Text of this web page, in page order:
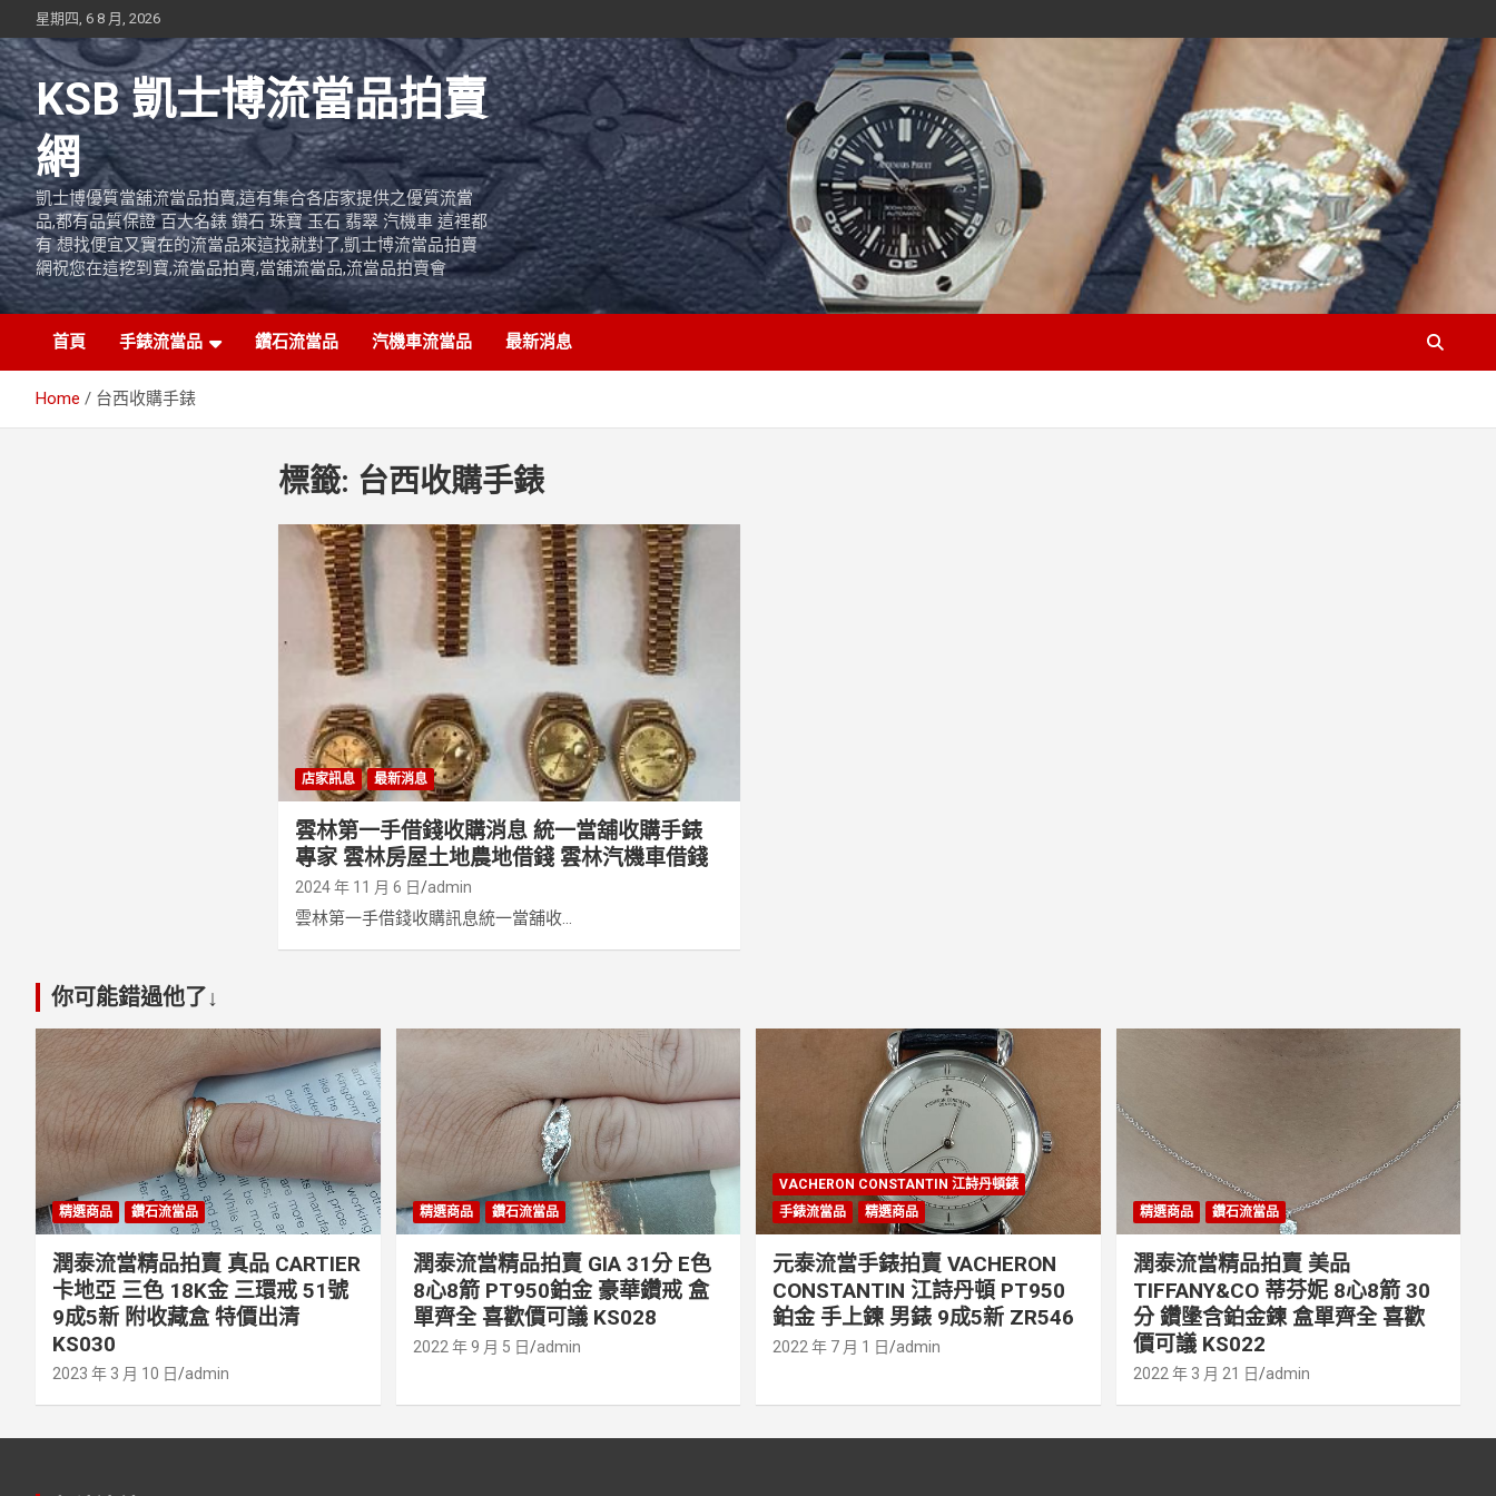
to
content
星期四, 6 8 月, 2026
KSB 凱士博流當品拍賣
網
凱士博優質當舖流當品拍賣,這有集合各店家提供之優質流當
品,都有品質保證 百大名錶 鑽石 珠寶 玉石 翡翠 汽機車 這裡都
有 想找便宜又實在的流當品來這找就對了,凱士博流當品拍賣
網祝您在這挖到寶,流當品拍賣,當舖流當品,流當品拍賣會
首頁 手錶流當品 鑽石流當品 汽機車流當品 最新消息
Home 台西收購手錶
標籤: 台西收購手錶
店家訊息 最新消息
雲林第一手借錢收購消息 統一當舖收購手錶
專家 雲林房屋土地農地借錢 雲林汽機車借錢
2024 年 11 月 6 日 admin
雲林第一手借錢收購訊息統一當舖收...
你可能錯過他了↓
精選商品 鑽石流當品
潤泰流當精品拍賣 真品 CARTIER
卡地亞 三色 18K金 三環戒 51號
9成5新 附收藏盒 特價出清
KS030
2023 年 3 月 10 日 admin
精選商品 鑽石流當品
潤泰流當精品拍賣 GIA 31分 E色
8心8箭 PT950鉑金 豪華鑽戒 盒
單齊全 喜歡價可議 KS028
2022 年 9 月 5 日 admin
VACHERON CONSTANTIN 江詩丹頓錶
手錶流當品
精選商品
元泰流當手錶拍賣 VACHERON
CONSTANTIN 江詩丹頓 PT950
鉑金 手上鍊 男錶 9成5新 ZR546
2022 年 7 月 1 日 admin
精選商品 鑽石流當品
潤泰流當精品拍賣 美品
TIFFANY&CO 蒂芬妮 8心8箭 30
分 鑽墬含鉑金鍊 盒單齊全 喜歡
價可議 KS022
2022 年 3 月 21 日 admin